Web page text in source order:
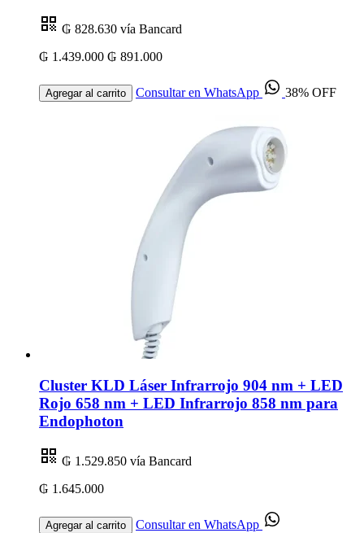
₲ 828.630 vía Bancard
₲ 1.439.000 ₲ 891.000
Agregar al carrito Consultar en WhatsApp 38% OFF
Cluster KLD Láser Infrarrojo 904 nm + LED
Rojo 658 nm + LED Infrarrojo 858 nm para
Endophoton
₲ 1.529.850 vía Bancard
₲ 1.645.000
Agregar al carrito Consultar en WhatsApp